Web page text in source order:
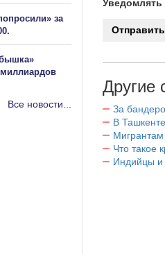
Уведомлять
Другие
За
В
Что такое
Индийцы и
за
Все новости...